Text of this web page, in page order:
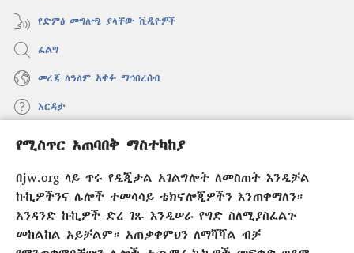
የሚስጥር አጠባበቅ ማስተካከያ
በjw.org ላይ ጥሩ የዲጂታል አገልግሎት ለመስጠት እንዲቻል
ኩኪዎችንና ሌሎች ተመሳሳይ ቴክኖሎጂዎችን እንጠቀማለን።
አንዳንድ ኩኪዎች ድረ ገጹ እንዲሠራ የግድ ስለሚያስፈልጉ
መከልከል አይቻልም። አጠቃቀምህን ለማሻሻል ብቻ
የድምፅ መግለጫ ያላቸው ቪዲዮዎች
ፈልግ
መረጃ ለዓለም አቀፉ ማኅበረሰብ
እርዳታ
መዋጮዎች
(አዲስ
ክፈት)
የመጠበቂያ ግንብ የኢንተርኔት ቤተ መጻሕፍት
(አዲስ
ዊንዶው
®
(አዲስ
ዊንዶው